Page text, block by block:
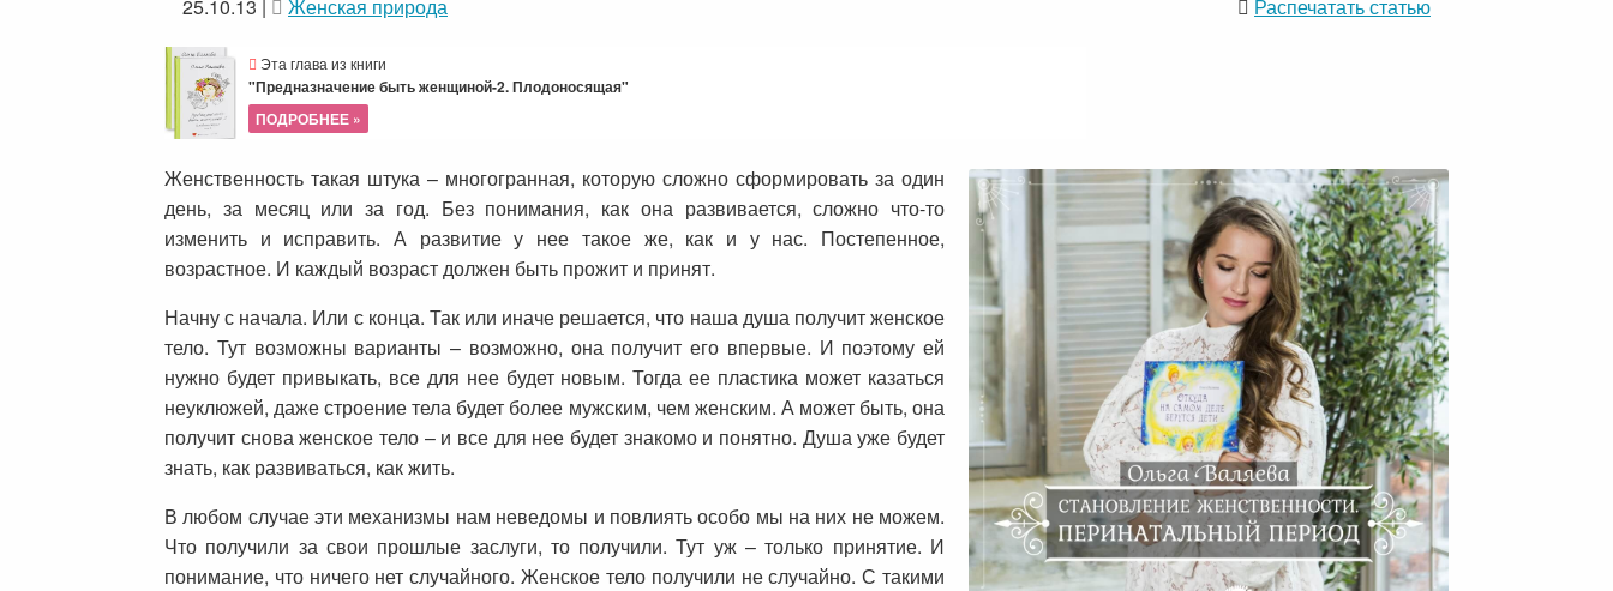
25.10.13 | Женская природа Распечатать статью
Эта глава из книги
"Предназначение быть женщиной-2. Плодоносящая"
ПОДРОБНЕЕ »
Женственность такая штука – многогранная, которую сложно сформировать за один
день, за месяц или за год. Без понимания, как она развивается, сложно что-то
изменить и исправить. А развитие у нее такое же, как и у нас. Постепенное,
возрастное. И каждый возраст должен быть прожит и принят.
Начну с начала. Или с конца. Так или иначе решается, что наша душа получит женское
тело. Тут возможны варианты – возможно, она получит его впервые. И поэтому ей
нужно будет привыкать, все для нее будет новым. Тогда ее пластика может казаться
неуклюжей, даже строение тела будет более мужским, чем женским. А может быть, она
получит снова женское тело – и все для нее будет знакомо и понятно. Душа уже будет
знать, как развиваться, как жить.
В любом случае эти механизмы нам неведомы и повлиять особо мы на них не можем.
Что получили за свои прошлые заслуги, то получили. Тут уж – только принятие. И
понимание, что ничего нет случайного. Женское тело получили не случайно. С такими